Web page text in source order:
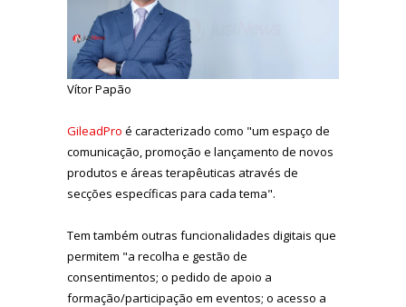
Vítor Papão
GileadPro é caracterizado como "um espaço de
comunicação, promoção e lançamento de novos
produtos e áreas terapêuticas através de
secções específicas para cada tema".
Tem também outras funcionalidades digitais que
permitem "a recolha e gestão de
consentimentos; o pedido de apoio a
formação/participação em eventos; o acesso a